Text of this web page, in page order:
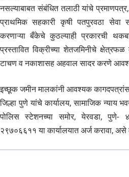
नसल्याबाबत संबंधित तलाठी यांचे
प्राथमिक सहकारी कृषी पतपुरवठा सेवा
करणाऱ्या बँकेचे कुठल्याही प्रकारची
प्रस्तावित विक्रीच्या शेतजमिनीचे क्षेत्रफळ
टाचण व नकाशासह अहवाल सादर करणे
इच्छूक जमीन मालकांनी आवश्यक
जिल्हा पुणे यांचे कार्यालय, सामाजिक न्याय
पोलिस स्टेशनच्या समोर, येरवडा,
२९७०६६११ या कार्यालयात अर्ज करावा,